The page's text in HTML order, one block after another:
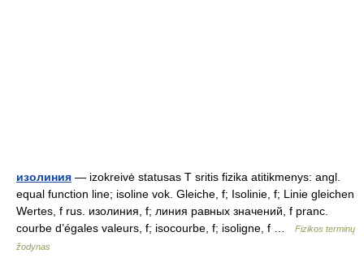
изолиния — izokreivė statusas T sritis fizika atitikmenys: angl.
equal function line; isoline vok. Gleiche, f; Isolinie, f; Linie gleichen
Wertes, f rus. изолиния, f; линия равных значений, f pranc.
courbe d’égales valeurs, f; isocourbe, f; isoligne, f …
Fizikos terminų
žodynas